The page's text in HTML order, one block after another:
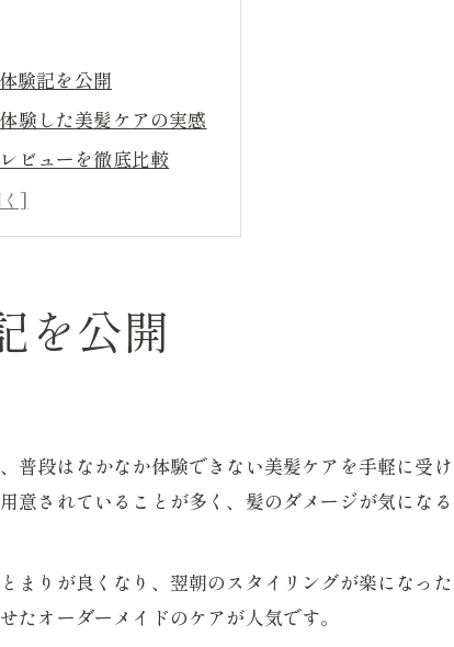
験記を公開
験した美髪ケアの実感
ビューを徹底比較
ンペーン情報まとめ
用で髪質改善を実感
ケアに挑戦
の美髪ケア基準
験した美髪施術
ス比較のポイント
得な美髪ケアを実践
る髪質改善の見極め
を公開
普段はなかなか体験できない美髪ケアを手軽に受
されていることが多く、髪のダメージが気にな
りが良くなり、翌朝のスタイリングが楽になっ
オーダーメイドのケアが人気です。